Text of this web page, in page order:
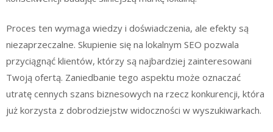
Proces ten wymaga wiedzy i doświadczenia, ale efekty są
niezaprzeczalne. Skupienie się na lokalnym SEO pozwala
przyciągnąć klientów, którzy są najbardziej zainteresowani
Twoją ofertą. Zaniedbanie tego aspektu może oznaczać
utratę cennych szans biznesowych na rzecz konkurencji, która
już korzysta z dobrodziejstw widoczności w wyszukiwarkach.